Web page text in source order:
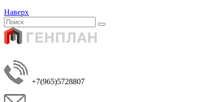
Наверх
+7(965)5728807